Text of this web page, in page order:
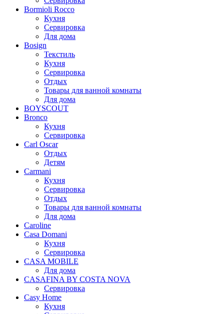
Bormioli Rocco
Кухня
Сервировка
Для дома
Bosign
Текстиль
Кухня
Сервировка
Отдых
Товары для ванной комнаты
Для дома
BOYSCOUT
Bronco
Кухня
Сервировка
Carl Oscar
Отдых
Детям
Carmani
Кухня
Сервировка
Отдых
Товары для ванной комнаты
Для дома
Caroline
Casa Domani
Кухня
Сервировка
CASA MOBILE
Для дома
CASAFINA BY COSTA NOVA
Сервировка
Casy Home
Кухня